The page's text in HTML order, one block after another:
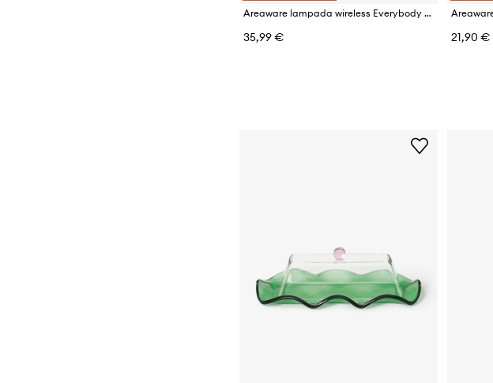
Areaware lampada wireless Everybody Night Light
35,99 € 21,90 €